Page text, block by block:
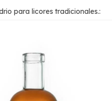
para licores tradicionales.: